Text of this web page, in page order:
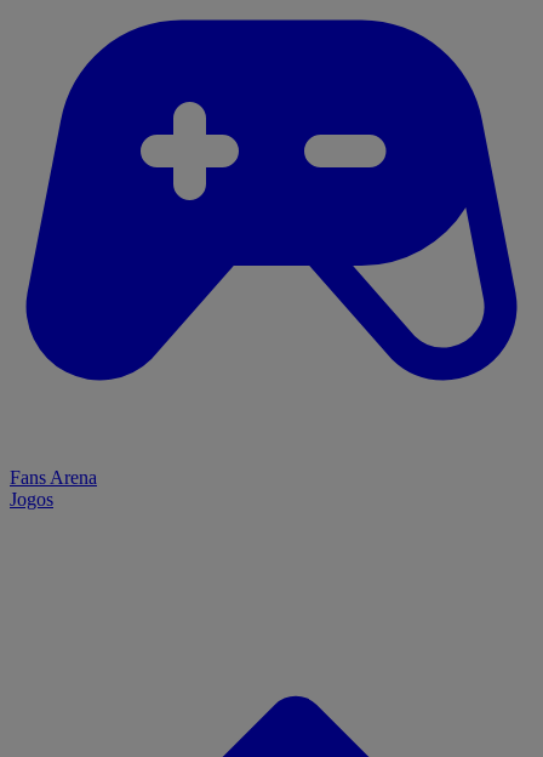
Fans Arena
Jogos